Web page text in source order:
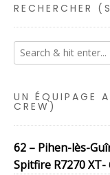
RECHERCHER
UN ÉQUIPAGE
CREW)
62 – Pihen-lès-
Spitfire R7270